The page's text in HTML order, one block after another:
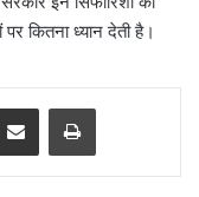
कितना ध्यान देती है।
Share via Email Print